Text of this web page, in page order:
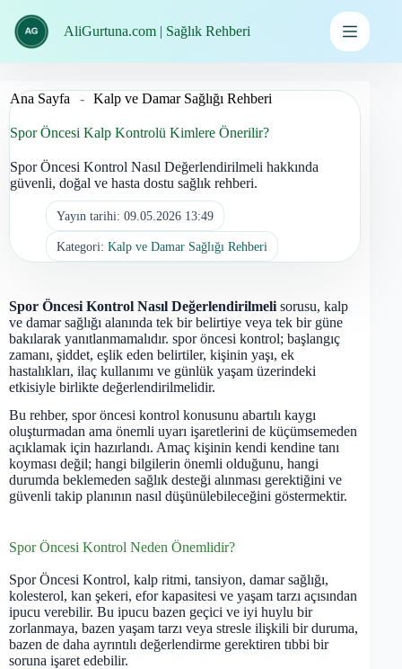
geç
AliGurtuna.com | Sağlık Rehberi
Ana Sayfa - Kalp ve Damar Sağlığı Rehberi
Spor Öncesi Kalp Kontrolü Kimlere Önerilir?
Spor Öncesi Kontrol Nasıl Değerlendirilmeli hakkında
güvenli, doğal ve hasta dostu sağlık rehberi.
Yayın tarihi: 09.05.2026 13:49
Kategori: Kalp ve Damar Sağlığı Rehberi
Spor Öncesi Kontrol Nasıl Değerlendirilmeli sorusu, kalp
ve damar sağlığı alanında tek bir belirtiye veya tek bir güne
bakılarak yanıtlanmamalıdır. spor öncesi kontrol; başlangıç
zamanı, şiddet, eşlik eden belirtiler, kişinin yaşı, ek
hastalıkları, ilaç kullanımı ve günlük yaşam üzerindeki
etkisiyle birlikte değerlendirilmelidir.
Bu rehber, spor öncesi kontrol konusunu abartılı kaygı
oluşturmadan ama önemli uyarı işaretlerini de küçümsemeden
açıklamak için hazırlandı. Amaç kişinin kendi kendine tanı
koyması değil; hangi bilgilerin önemli olduğunu, hangi
durumda beklemeden sağlık desteği alınması gerektiğini ve
güvenli takip planının nasıl düşünülebileceğini göstermektir.
Spor Öncesi Kontrol Neden Önemlidir?
Spor Öncesi Kontrol, kalp ritmi, tansiyon, damar sağlığı,
kolesterol, kan şekeri, efor kapasitesi ve yaşam tarzı açısından
ipucu verebilir. Bu ipucu bazen geçici ve iyi huylu bir
zorlanmaya, bazen yaşam tarzı veya stresle ilişkili bir duruma,
bazen de daha ayrıntılı değerlendirme gerektiren tıbbi bir
soruna işaret edebilir.